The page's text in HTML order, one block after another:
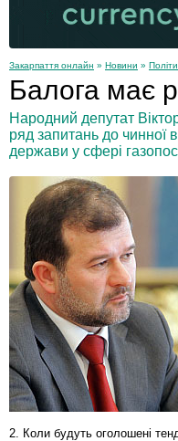
Закарпаття онлайн » Новини »
Балога має
Народний депутат
ряд запитань до чинної
держави у сфері
2. Коли будуть оголошені